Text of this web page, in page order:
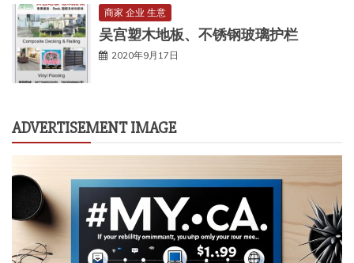
商家 企业 生意
吴宫塑木地板、不锈钢玻璃护栏
2020年9月17日
ADVERTISEMENT IMAGE